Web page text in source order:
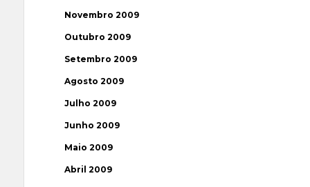
Novembro 2009
Outubro 2009
Setembro 2009
Agosto 2009
Julho 2009
Junho 2009
Maio 2009
Abril 2009